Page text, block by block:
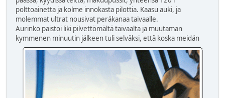
polttoainetta ja kolme innokasta pilottia. Kaasu auki, ja
molemmat ultrat nousivat peräkanaa taivaalle.
Aurinko paistoi liki pilvettömältä taivaalta ja muutaman
kymmenen minuutin jälkeen tuli selväksi, että koska meidän